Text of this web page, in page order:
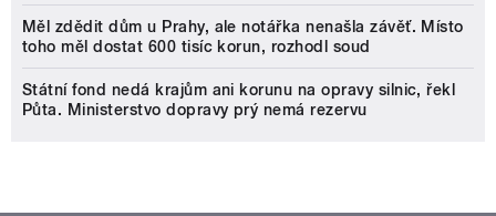
Měl zdědit dům u Prahy, ale notářka nenašla závěť. Místo
toho měl dostat 600 tisíc korun, rozhodl soud
Státní fond nedá krajům ani korunu na opravy silnic, řekl
Půta. Ministerstvo dopravy prý nemá rezervu